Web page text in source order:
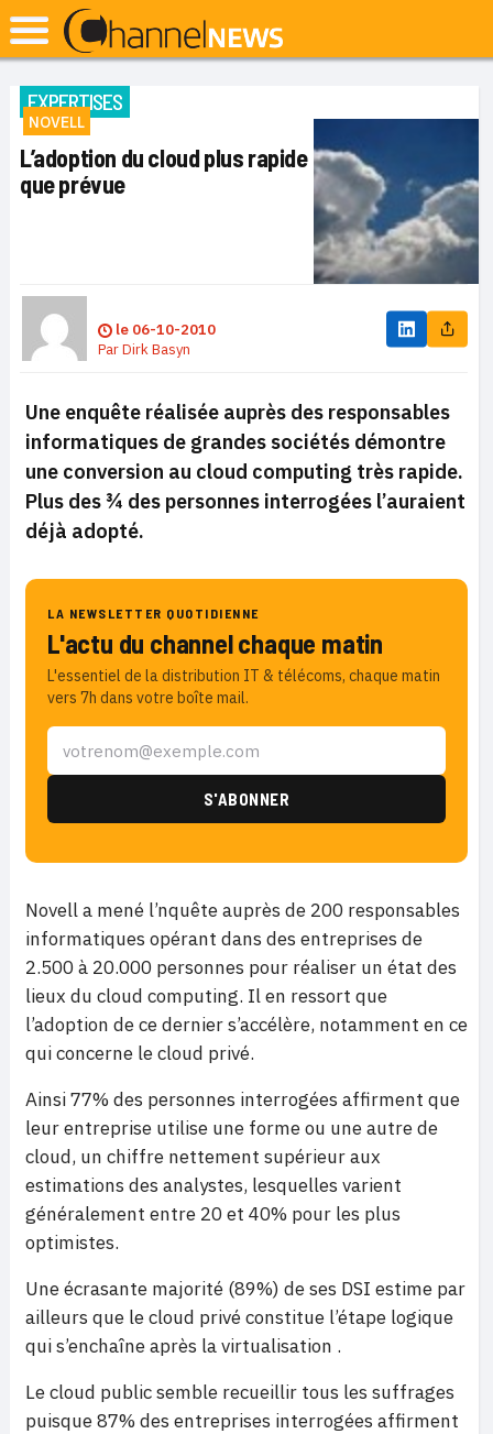
EXPERTISES
NOVELL
L’adoption du cloud plus rapide
que prévue
le 06-10-2010
ParDirk Basyn
Une enquête réalisée auprès des responsables
informatiques de grandes sociétés démontre
une conversion au cloud computing très rapide.
Plus des ¾ des personnes interrogées l’auraient
déjà adopté.
LA NEWSLETTER QUOTIDIENNE
L'actu du channel chaque matin
L'essentiel de la distribution IT & télécoms, chaque matin
vers 7h dans votre boîte mail.
Novell a mené l’nquête auprès de 200 responsables
informatiques opérant dans des entreprises de
2.500 à 20.000 personnes pour réaliser un état des
lieux du cloud computing. Il en ressort que
l’adoption de ce dernier s’accélère, notamment en ce
qui concerne le cloud privé.
Ainsi 77% des personnes interrogées affirment que
leur entreprise utilise une forme ou une autre de
cloud, un chiffre nettement supérieur aux
estimations des analystes, lesquelles varient
généralement entre 20 et 40% pour les plus
optimistes.
Une écrasante majorité (89%) de ses DSI estime par
ailleurs que le cloud privé constitue l’étape logique
qui s’enchaîne après la virtualisation .
Le cloud public semble recueillir tous les suffrages
puisque 87% des entreprises interrogées affirment